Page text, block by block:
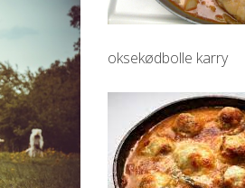
oksekødbolle karry